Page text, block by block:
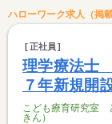
ハローワーク求人（掲
正社員
理学療法士
７年新規開設
こども療育研究室
きん）